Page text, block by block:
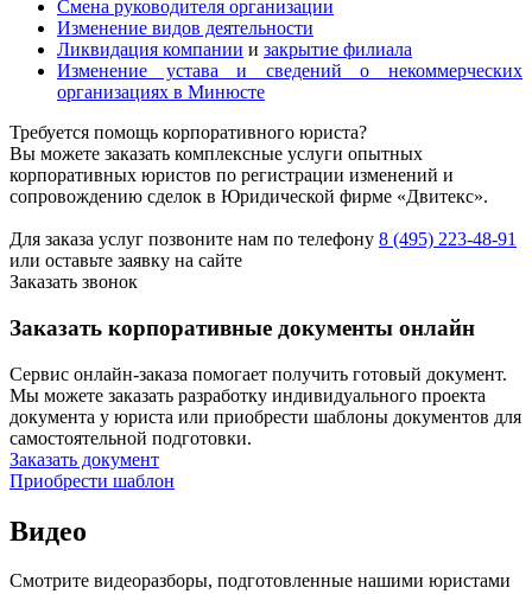
Смена руководителя организации
Изменение видов деятельности
Ликвидация компании и закрытие филиала
Изменение устава и сведений о некоммерческих
организациях в Минюсте
Требуется помощь корпоративного юриста?
Вы можете заказать комплексные услуги опытных
корпоративных юристов по регистрации изменений и
сопровождению сделок в Юридической фирме «Двитекс».
Для заказа услуг позвоните нам по телефону 8 (495) 223-48-91
или оставьте заявку на сайте
Заказать звонок
Заказать корпоративные документы онлайн
Сервис онлайн-заказа помогает получить готовый документ.
Мы можете заказать разработку индивидуального проекта
документа у юриста или приобрести шаблоны документов для
самостоятельной подготовки.
Заказать документ
Приобрести шаблон
Видео
Смотрите видеоразборы, подготовленные нашими юристами